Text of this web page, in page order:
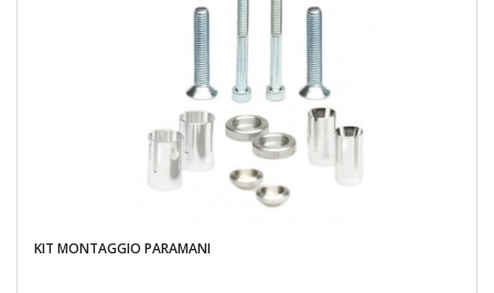
KIT MONTAGGIO PARAMANI